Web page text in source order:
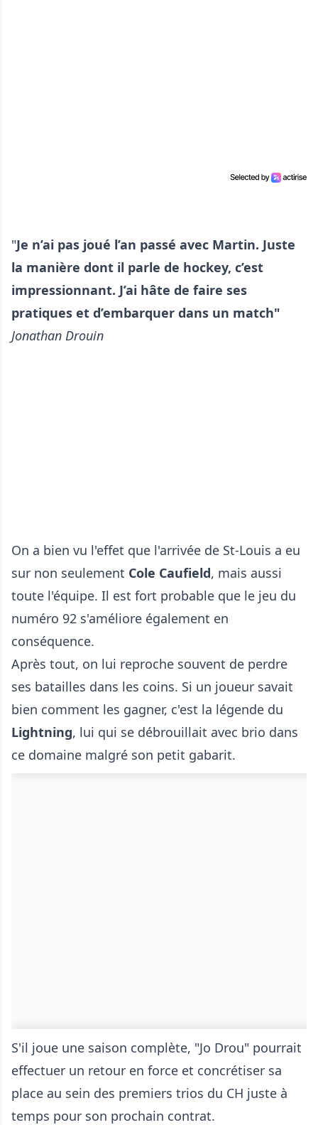
"Je n’ai pas joué l’an passé avec Martin. Juste
la manière dont il parle de hockey, c’est
impressionnant. J’ai hâte de faire ses
pratiques et d’embarquer dans un match"
Jonathan Drouin
On a bien vu l'effet que l'arrivée de St-Louis a eu
sur non seulement Cole Caufield, mais aussi
toute l'équipe. Il est fort probable que le jeu du
numéro 92 s'améliore également en
conséquence.
Après tout, on lui reproche souvent de perdre
ses batailles dans les coins. Si un joueur savait
bien comment les gagner, c'est la légende du
Lightning, lui qui se débrouillait avec brio dans
ce domaine malgré son petit gabarit.
S'il joue une saison complète, "Jo Drou" pourrait
effectuer un retour en force et concrétiser sa
place au sein des premiers trios du CH juste à
temps pour son prochain contrat.